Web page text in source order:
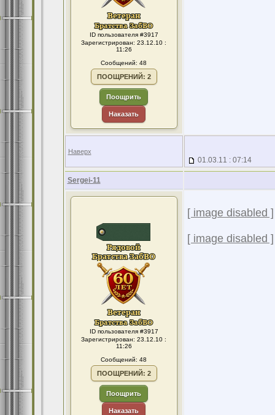
ID пользователя #3917
Зарегистрирован: 23.12.10 :
11:26
Сообщений: 48
ПООЩРЕНИЙ: 2
Поощрить
Наказать
Наверх
01.03.11 : 07:14
Sergei-11
ID пользователя #3917
Зарегистрирован: 23.12.10 :
11:26
Сообщений: 48
ПООЩРЕНИЙ: 2
Поощрить
Наказать
[ image disabled ]
[ image disabled ]